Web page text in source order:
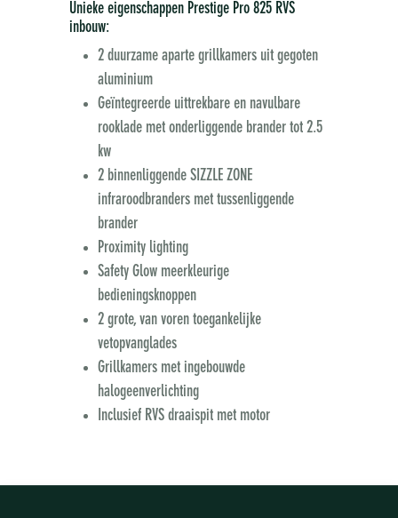
Unieke eigenschappen Prestige Pro 825 RVS
inbouw:
2 duurzame aparte grillkamers uit gegoten
aluminium
Geïntegreerde uittrekbare en navulbare
rooklade met onderliggende brander tot 2.5
kw
2 binnenliggende SIZZLE ZONE
infraroodbranders met tussenliggende
brander
Proximity lighting
Safety Glow meerkleurige
bedieningsknoppen
2 grote, van voren toegankelijke
vetopvanglades
Grillkamers met ingebouwde
halogeenverlichting
Inclusief RVS draaispit met motor